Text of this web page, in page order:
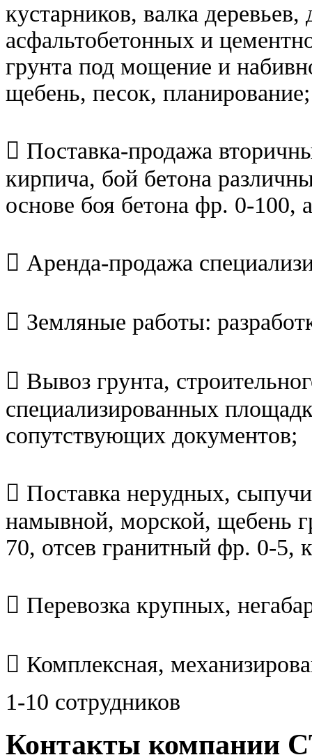
кустарников, валка
асфальтобетонных и
грунта под мощение и
щебень, песок, планирование;
 Поставка-продажа
кирпича, бой бетона
основе боя бетона фр. 0-100,
 Аренда-продажа
 Земляные работы:
 Вывоз грунта,
специализированных
сопутствующих документов;
 Поставка нерудных,
намывной, морской, щебень
70, отсев гранитный фр. 0-5,
 Перевозка крупных,
 Комплексная,
1-10 сотрудников
Контакты